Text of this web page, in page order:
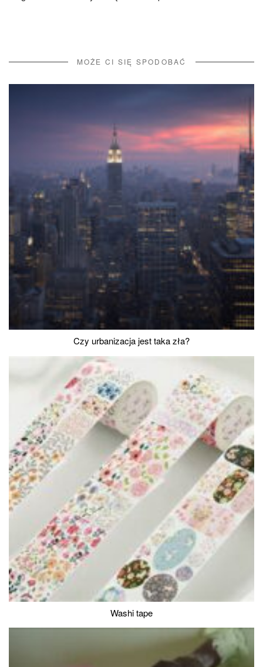
MOŻE CI SIĘ SPODOBAĆ
Czy urbanizacja jest taka zła?
Washi tape